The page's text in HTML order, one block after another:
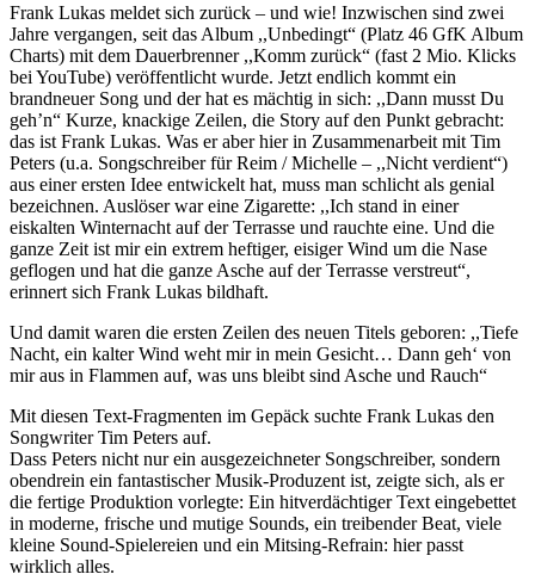
Frank Lukas meldet sich zurück – und wie! Inzwischen sind zwei
Jahre vergangen, seit das Album ,,Unbedingt“ (Platz 46 GfK Album
Charts) mit dem Dauerbrenner ,,Komm zurück“ (fast 2 Mio. Klicks
bei YouTube) veröffentlicht wurde. Jetzt endlich kommt ein
brandneuer Song und der hat es mächtig in sich: ,,Dann musst Du
geh’n“ Kurze, knackige Zeilen, die Story auf den Punkt gebracht:
das ist Frank Lukas. Was er aber hier in Zusammenarbeit mit Tim
Peters (u.a. Songschreiber für Reim / Michelle – ,,Nicht verdient“)
aus einer ersten Idee entwickelt hat, muss man schlicht als genial
bezeichnen. Auslöser war eine Zigarette: ,,Ich stand in einer
eiskalten Winternacht auf der Terrasse und rauchte eine. Und die
ganze Zeit ist mir ein extrem heftiger, eisiger Wind um die Nase
geflogen und hat die ganze Asche auf der Terrasse verstreut“,
erinnert sich Frank Lukas bildhaft.
Und damit waren die ersten Zeilen des neuen Titels geboren: ,,Tiefe
Nacht, ein kalter Wind weht mir in mein Gesicht… Dann geh‘ von
mir aus in Flammen auf, was uns bleibt sind Asche und Rauch“
Mit diesen Text-Fragmenten im Gepäck suchte Frank Lukas den
Songwriter Tim Peters auf.
Dass Peters nicht nur ein ausgezeichneter Songschreiber, sondern
obendrein ein fantastischer Musik-Produzent ist, zeigte sich, als er
die fertige Produktion vorlegte: Ein hitverdächtiger Text eingebettet
in moderne, frische und mutige Sounds, ein treibender Beat, viele
kleine Sound-Spielereien und ein Mitsing-Refrain: hier passt
wirklich alles.